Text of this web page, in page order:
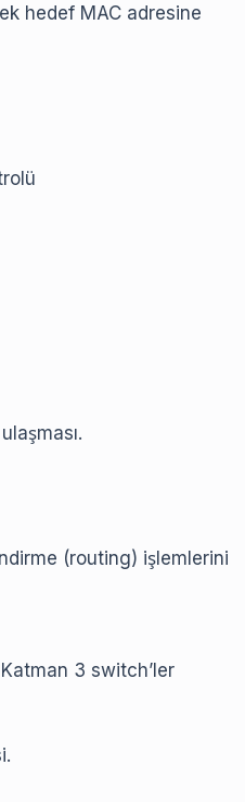
hedef MAC adresine
(routing) işlemlerini
Katman 3 switch’ler